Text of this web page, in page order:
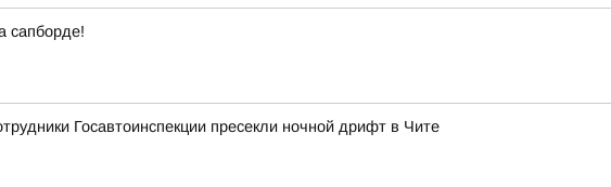
сапборде!
Госавтоинспекции пресекли ночной дрифт в Чите